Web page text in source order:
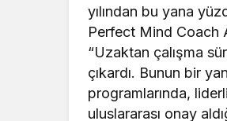
yılından bu yana
Perfect Mind Coach
“Uzaktan çalışma
çıkardı. Bunun bir
programlarında,
uluslararası onay